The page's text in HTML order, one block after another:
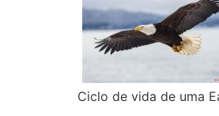
Ciclo de vida de uma